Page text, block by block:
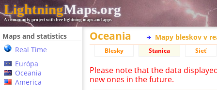
LightningMaps.org
A community project with free lightning maps and apps
Maps and statistics
Real Time
Európa
Oceania
America
Oceania Mapy bleskov v
Blesky Stanica Sieť
Please note that the data
new ones in the future.